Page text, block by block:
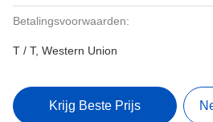
Betalingsvoorwaarden:
T / T, Western Union
Krijg Beste Prijs